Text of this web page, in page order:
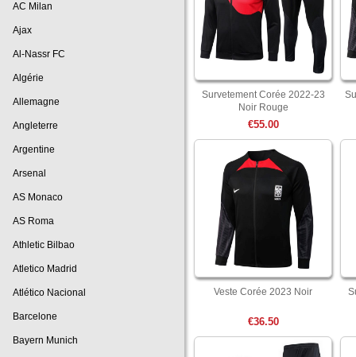
AC Milan
Ajax
Al-Nassr FC
Algérie
Allemagne
Angleterre
Argentine
Arsenal
AS Monaco
AS Roma
Athletic Bilbao
Atletico Madrid
Atlético Nacional
Barcelone
Bayern Munich
Survetement Corée 2022-23
Noir Rouge
€55.00
Veste Corée 2023 Noir
€36.50